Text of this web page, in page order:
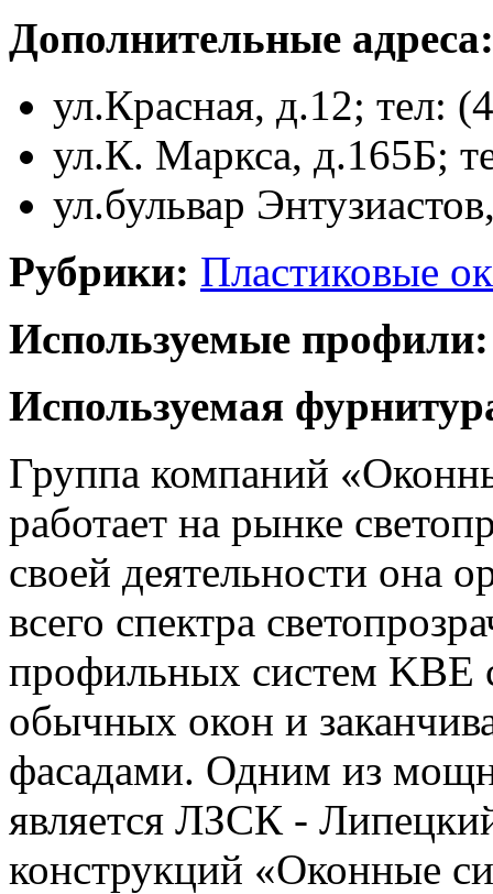
Дополнительные адреса:
ул.Красная, д.12; тел:
ул.К. Маркса, д.165Б;
ул.бульвар
Рубрики: Пластиковые
Используемые профили:
Используемая
Группа компаний
работает на рынке
своей деятельности она
всего спектра
профильных систем KBE
обычных окон и
фасадами. Одним из
является ЛЗСК -
конструкций «Оконные